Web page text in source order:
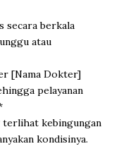
secara berkala
atau
[Nama Dokter]
pelayanan
terlihat kebingungan
kondisinya.